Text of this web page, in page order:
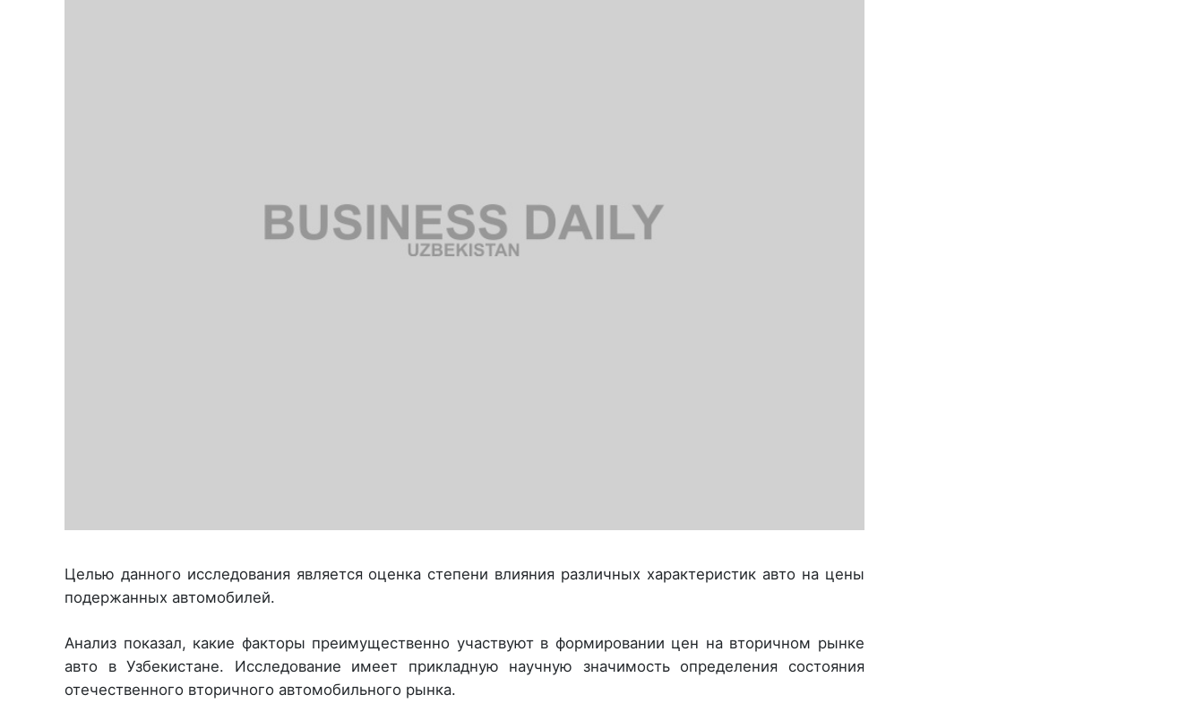
Целью данного исследования является оценка степени влияния различных характеристик авто на цены
подержанных автомобилей.
Анализ показал, какие факторы преимущественно участвуют в формировании цен на вторичном рынке
авто в Узбекистане. Исследование имеет прикладную научную значимость определения состояния
отечественного вторичного автомобильного рынка.